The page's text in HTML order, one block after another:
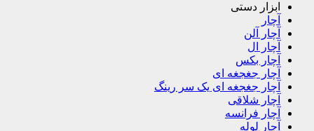
ابزار دستی
آچار
آچار آلن
آچار ال
آچار بکس
آچار جغجغه ای
آچار جغجغه ای یک سر رینگ
آچار شلاقی
آچار فرانسه
آچار لوله